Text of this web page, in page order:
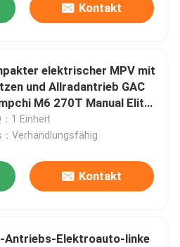
Kontakt
elektrischer MPV mit
und Allradantrieb GAC
M6 270T Manual Elite
：1 Einheit
：Verhandlungsfähig
Kontakt
Antriebs-Elektroauto-linke